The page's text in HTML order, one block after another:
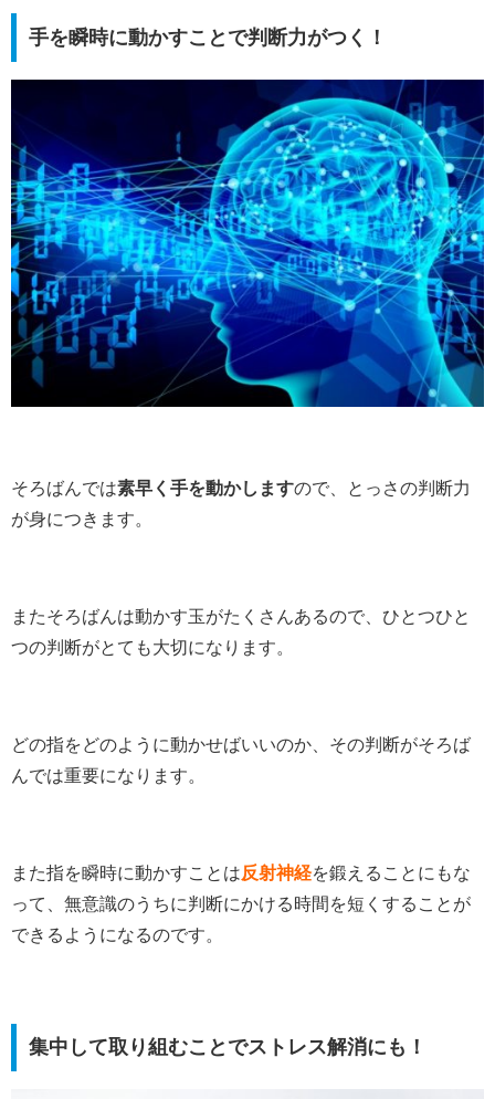
手を瞬時に動かすことで判断力がつく！
そろばんでは素早く手を動かしますので、とっさの判断力
が身につきます。
またそろばんは動かす玉がたくさんあるので、ひとつひと
つの判断がとても大切になります。
どの指をどのように動かせばいいのか、その判断がそろば
んでは重要になります。
また指を瞬時に動かすことは反射神経を鍛えることにもな
って、無意識のうちに判断にかける時間を短くすることが
できるようになるのです。
集中して取り組むことでストレス解消にも！